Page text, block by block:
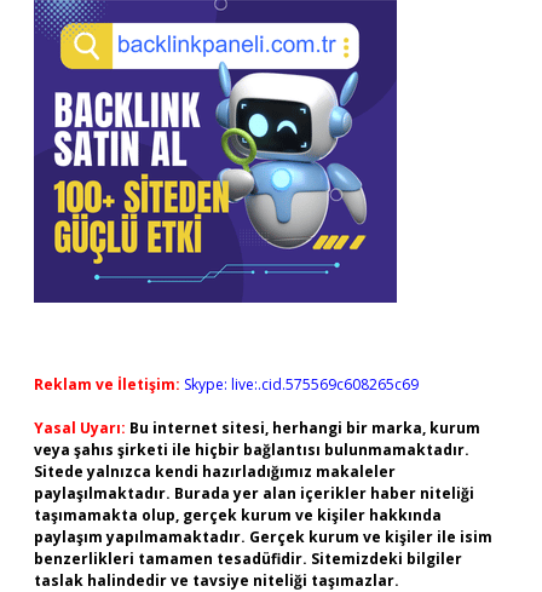
Reklam ve İletişim: Skype: live:.cid.575569c608265c69
Yasal Uyarı: Bu internet sitesi, herhangi bir marka, kurum
veya şahıs şirketi ile hiçbir bağlantısı bulunmamaktadır.
Sitede yalnızca kendi hazırladığımız makaleler
paylaşılmaktadır. Burada yer alan içerikler haber niteliği
taşımamakta olup, gerçek kurum ve kişiler hakkında
paylaşım yapılmamaktadır. Gerçek kurum ve kişiler ile isim
benzerlikleri tamamen tesadüfidir. Sitemizdeki bilgiler
taslak halindedir ve tavsiye niteliği taşımazlar.